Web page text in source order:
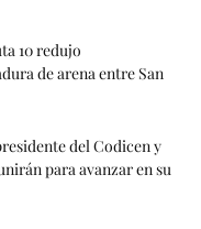
10 redujo
de arena entre San
del Codicen y
para avanzar en su